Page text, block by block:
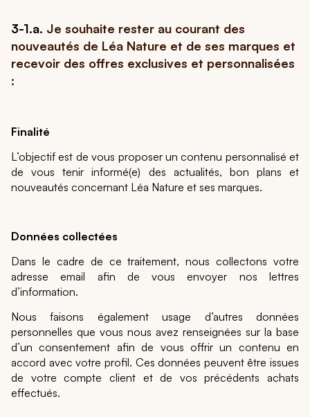
3-1.a. Je souhaite rester au courant des
nouveautés de Léa Nature et de ses marques et
recevoir des offres exclusives et personnalisées
:
Finalité
L’objectif est de vous proposer un contenu personnalisé et
de vous tenir informé(e) des actualités, bon plans et
nouveautés concernant Léa Nature et ses marques.
Données collectées
Dans le cadre de ce traitement, nous collectons votre
adresse email afin de vous envoyer nos lettres
d’information.
Nous faisons également usage d’autres données
personnelles que vous nous avez renseignées sur la base
d’un consentement afin de vous offrir un contenu en
accord avec votre profil. Ces données peuvent être issues
de votre compte client et de vos précédents achats
effectués.